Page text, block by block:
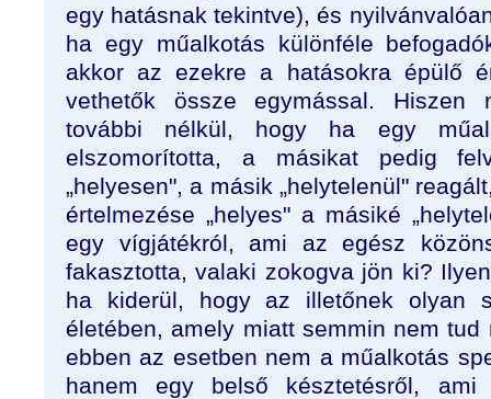
egy hatásnak tekintve), és
ha egy műalkotás különféle
akkor az ezekre a hatásokra épülő
vethetők össze egymással. Hiszen
további nélkül, hogy ha egy
elszomorította, a másikat pedig
„helyesen", a másik „helytelenül"
értelmezése „helyes" a másiké
egy vígjátékról, ami az egész
fakasztotta, valaki zokogva jön ki?
ha kiderül, hogy az illetőnek olyan
életében, amely miatt semmin nem
ebben az esetben nem a műalkotás
hanem egy belső késztetésről, ami